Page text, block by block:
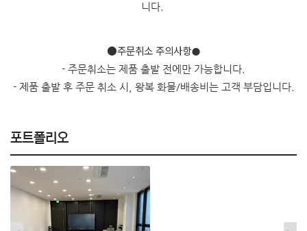
니다.
●주문취소 주의사항●
- 주문취소는 제품 출발 전에만 가능합니다.
- 제품 출발 후 주문 취소 시, 왕복 화물/배송비는 고객 부담입니다.
포트폴리오